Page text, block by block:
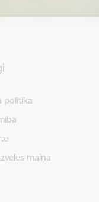
politika
maiņa